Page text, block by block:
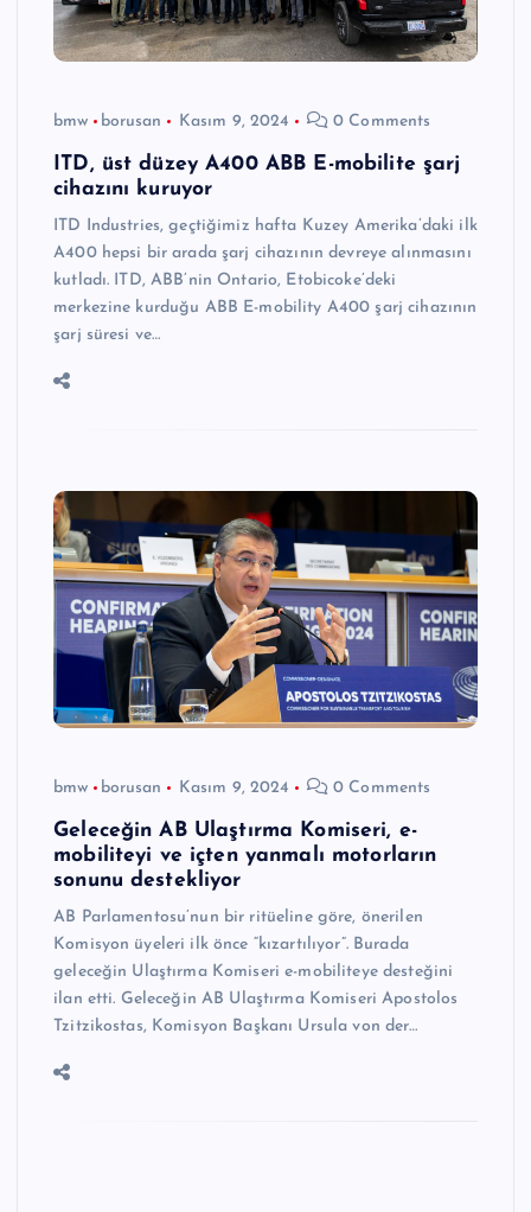
bmw borusan Kasım 9, 2024 0 Comments
ITD, üst düzey A400 ABB E-mobilite şarj
cihazını kuruyor
ITD Industries, geçtiğimiz hafta Kuzey Amerika’daki ilk
A400 hepsi bir arada şarj cihazının devreye alınmasını
kutladı. ITD, ABB’nin Ontario, Etobicoke’deki
merkezine kurduğu ABB E-mobility A400 şarj cihazının
şarj süresi ve…
bmw borusan Kasım 9, 2024 0 Comments
Geleceğin AB Ulaştırma Komiseri, e-
mobiliteyi ve içten yanmalı motorların
sonunu destekliyor
AB Parlamentosu’nun bir ritüeline göre, önerilen
Komisyon üyeleri ilk önce “kızartılıyor”. Burada
geleceğin Ulaştırma Komiseri e-mobiliteye desteğini
ilan etti. Geleceğin AB Ulaştırma Komiseri Apostolos
Tzitzikostas, Komisyon Başkanı Ursula von der…